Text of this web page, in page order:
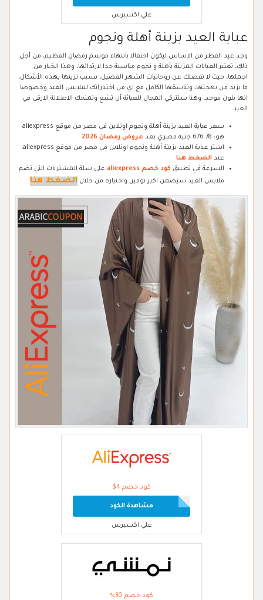
علي اكسبرس
عباية العيد بزينة أهلة ونجوم
وجد عيد الفطر من الاساس ليكون احتفالا بانتهاء موسم رمضان العظيم، من أجل
ذلك، تعتبر العبايات المزينة بأهلة و نجوم مناسبة جدا لارتدائها، وهذا الخيار من
اجملها، حيث لا تفصلك عن روحانيات الشهر الفضيل، بسبب تزينها بهذه الأشكال،
ما يزيد من بهجتها، وتناسقها الكامل مع اي من اختياراتك لملابس العيد وخصوصا
انها بلون موحد، وهنا ستتركي المجال للعبائة أن تشع وتمنحك الاطلالة الارقى في
العيد.
سعر عباية العيد بزينة أهلة ونجوم اونلاين في مصر من موقع aliexpress
هو: 676.78 جنيه مصري بعد
عروض رمضان 2026
اشتر عباية العيد بزينة أهلة ونجوم اونلاين في مصر من موقع aliexpress،
عند الضغط هنا
السرعة في تطبيق كود خصم aliexpress
على سلة المشتريات التي تضم
ملابس العيد سيضمن اكبر توفير، واختياره من خلال الضغط هنا
كود خصم 4$
مشاهدة الكود
علي اكسبرس
كود خصم 30%